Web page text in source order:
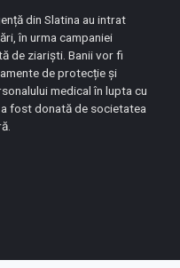
din Slatina au intrat
în urma campaniei
de ziariști. Banii vor fi
de protecție și
medical în lupta cu
fost donată de societatea